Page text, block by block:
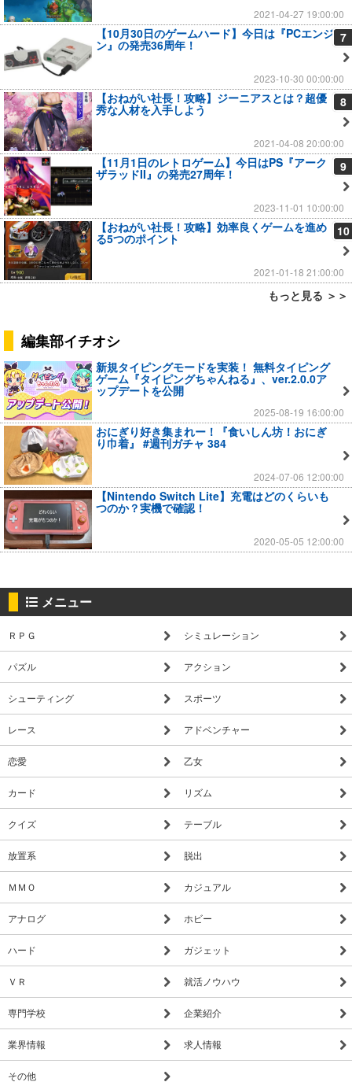
2021-04-27 19:00:00
7
【10月30日のゲームハード】今日は『PCエンジ
ン』の発売36周年！
2023-10-30 00:00:00
8
【おねがい社長！攻略】ジーニアスとは？超優
秀な人材を入手しよう
2021-04-08 20:00:00
9
【11月1日のレトロゲーム】今日はPS『アーク
ザラッドII』の発売27周年！
2023-11-01 10:00:00
10
【おねがい社長！攻略】効率良くゲームを進め
る5つのポイント
2021-01-18 21:00:00
もっと見る ＞＞
編集部イチオシ
新規タイピングモードを実装！ 無料タイピング
ゲーム『タイピングちゃんねる』、ver.2.0.0ア
ップデートを公開
2025-08-19 16:00:00
おにぎり好き集まれー！『食いしん坊！おにぎ
り巾着』 #週刊ガチャ 384
2024-07-06 12:00:00
【Nintendo Switch Lite】充電はどのくらいも
つのか？実機で確認！
2020-05-05 12:00:00
メニュー
ＲＰＧ シミュレーション
パズル アクション
シューティング スポーツ
レース アドベンチャー
恋愛 乙女
カード リズム
クイズ テーブル
放置系 脱出
ＭＭＯ カジュアル
アナログ ホビー
ハード ガジェット
ＶＲ 就活ノウハウ
専門学校 企業紹介
業界情報 求人情報
その他